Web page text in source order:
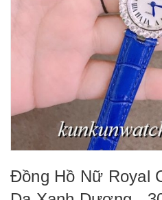
Đồng Hồ Nữ Royal